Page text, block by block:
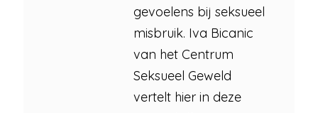
gevoelens bij seksueel
misbruik. Iva Bicanic
van het Centrum
Seksueel Geweld
vertelt hier in deze